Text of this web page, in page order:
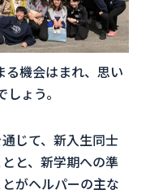
る機会はまれ、思い
ょう。
じて、新入生同士
と、新学期への準
がヘルパーの主な